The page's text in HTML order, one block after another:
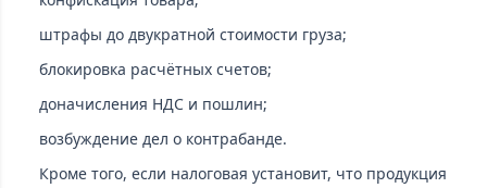
штрафы до двукратной стоимости груза;
блокировка расчётных счетов;
доначисления НДС и пошлин;
возбуждение дел о контрабанде.
Кроме того, если налоговая установит, что продукция